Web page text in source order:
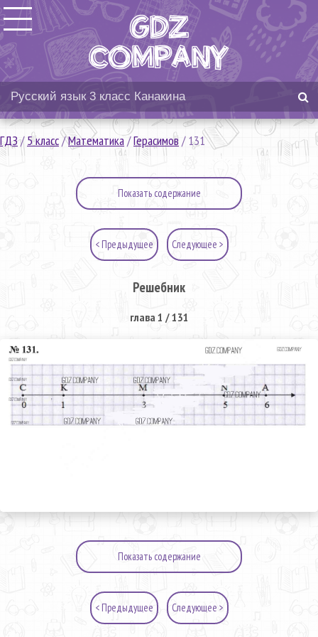
ГДЗ/5 класс/Математика/Герасимов/131
Показать содержание
< Предыдущее Следующее >
Решебник
глава 1 / 131
Показать содержание
< Предыдущее Следующее >